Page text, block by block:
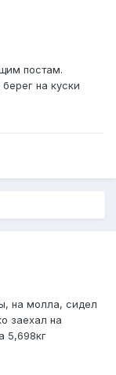
постам.
на куски
на молла, сидел
заехал на
5,698кг